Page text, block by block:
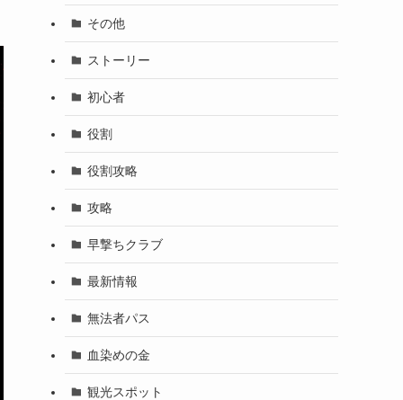
その他
ストーリー
初心者
役割
役割攻略
攻略
早撃ちクラブ
最新情報
無法者パス
血染めの金
観光スポット